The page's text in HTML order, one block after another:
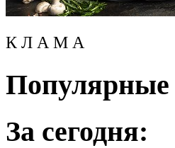
К Л А М А
Популярные
За сегодня: